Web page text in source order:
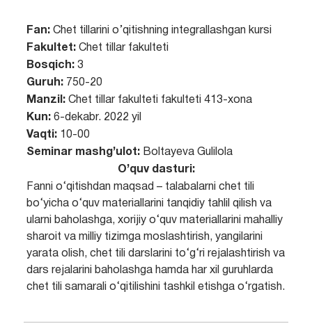
Fan: Chet tillarini o’qitishning integrallashgan kursi
Fakultet: Chet tillar fakulteti
Bosqich: 3
Guruh: 750-20
Manzil: Chet tillar fakulteti fakulteti 413-xona
Kun: 6-dekabr. 2022 yil
Vaqti:10-00
Seminar mashg’ulot:Boltayeva Gulilola
O’quv dasturi:
Fanni o‘qitishdan maqsad – talabalarni chet tili
bo‘yicha o‘quv materiallarini tanqidiy tahlil qilish va
ularni baholashga, xorijiy o‘quv materiallarini mahalliy
sharoit va milliy tizimga moslashtirish, yangilarini
yarata olish, chet tili darslarini to‘g‘ri rejalashtirish va
dars rejalarini baholashga hamda har xil guruhlarda
chet tili samarali o‘qitilishini tashkil etishga o‘rgatish.